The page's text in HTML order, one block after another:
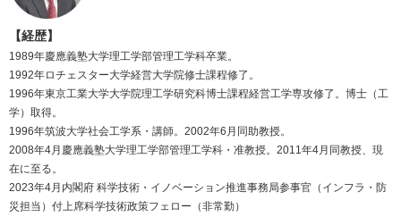
【経歴】
1989年慶應義塾大学理工学部管理工学科卒業。
1992年ロチェスター大学経営大学院修士課程修了。
1996年東京工業大学大学院理工学研究科博士課程経営工学専攻修了。博士（工
学）取得。
1996年筑波大学社会工学系・講師。2002年6月同助教授。
2008年4月慶應義塾大学理工学部管理工学科・准教授。2011年4月同教授、現
在に至る。
2023年4月内閣府 科学技術・イノベーション推進事務局参事官（インフラ・防
災担当）付上席科学技術政策フェロー（非常勤）